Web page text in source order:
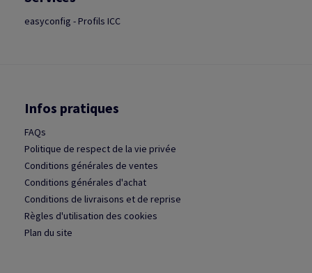
easyconfig - Profils ICC
Infos pratiques
FAQs
Politique de respect de la vie privée
Conditions générales de ventes
Conditions générales d'achat
Conditions de livraisons et de reprise
Règles d'utilisation des cookies
Plan du site